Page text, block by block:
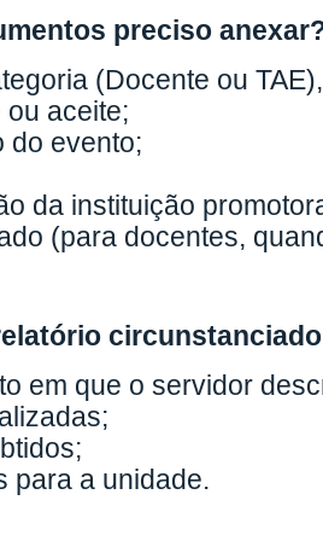
preciso
(Docente ou
ou aceite;
do evento;
da instituição
(para docentes,
em que o servidor
para a unidade.